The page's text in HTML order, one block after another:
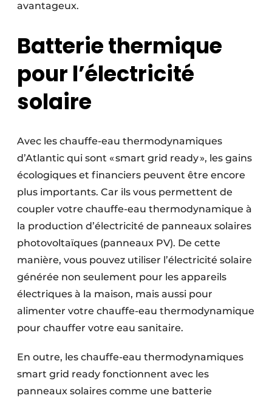
avantageux.
Batterie thermique
pour l’électricité
solaire
Avec les chauffe-eau thermodynamiques
d’Atlantic qui sont « smart grid ready », les gains
écologiques et financiers peuvent être encore
plus importants. Car ils vous permettent de
coupler votre chauffe-eau thermodynamique à
la production d’électricité de panneaux solaires
photovoltaïques (panneaux PV). De cette
manière, vous pouvez utiliser l’électricité solaire
générée non seulement pour les appareils
électriques à la maison, mais aussi pour
alimenter votre chauffe-eau thermodynamique
pour chauffer votre eau sanitaire.
En outre, les chauffe-eau thermodynamiques
smart grid ready fonctionnent avec les
panneaux solaires comme une batterie